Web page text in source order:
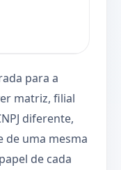
para a
matriz, filial
diferente,
uma mesma
de cada